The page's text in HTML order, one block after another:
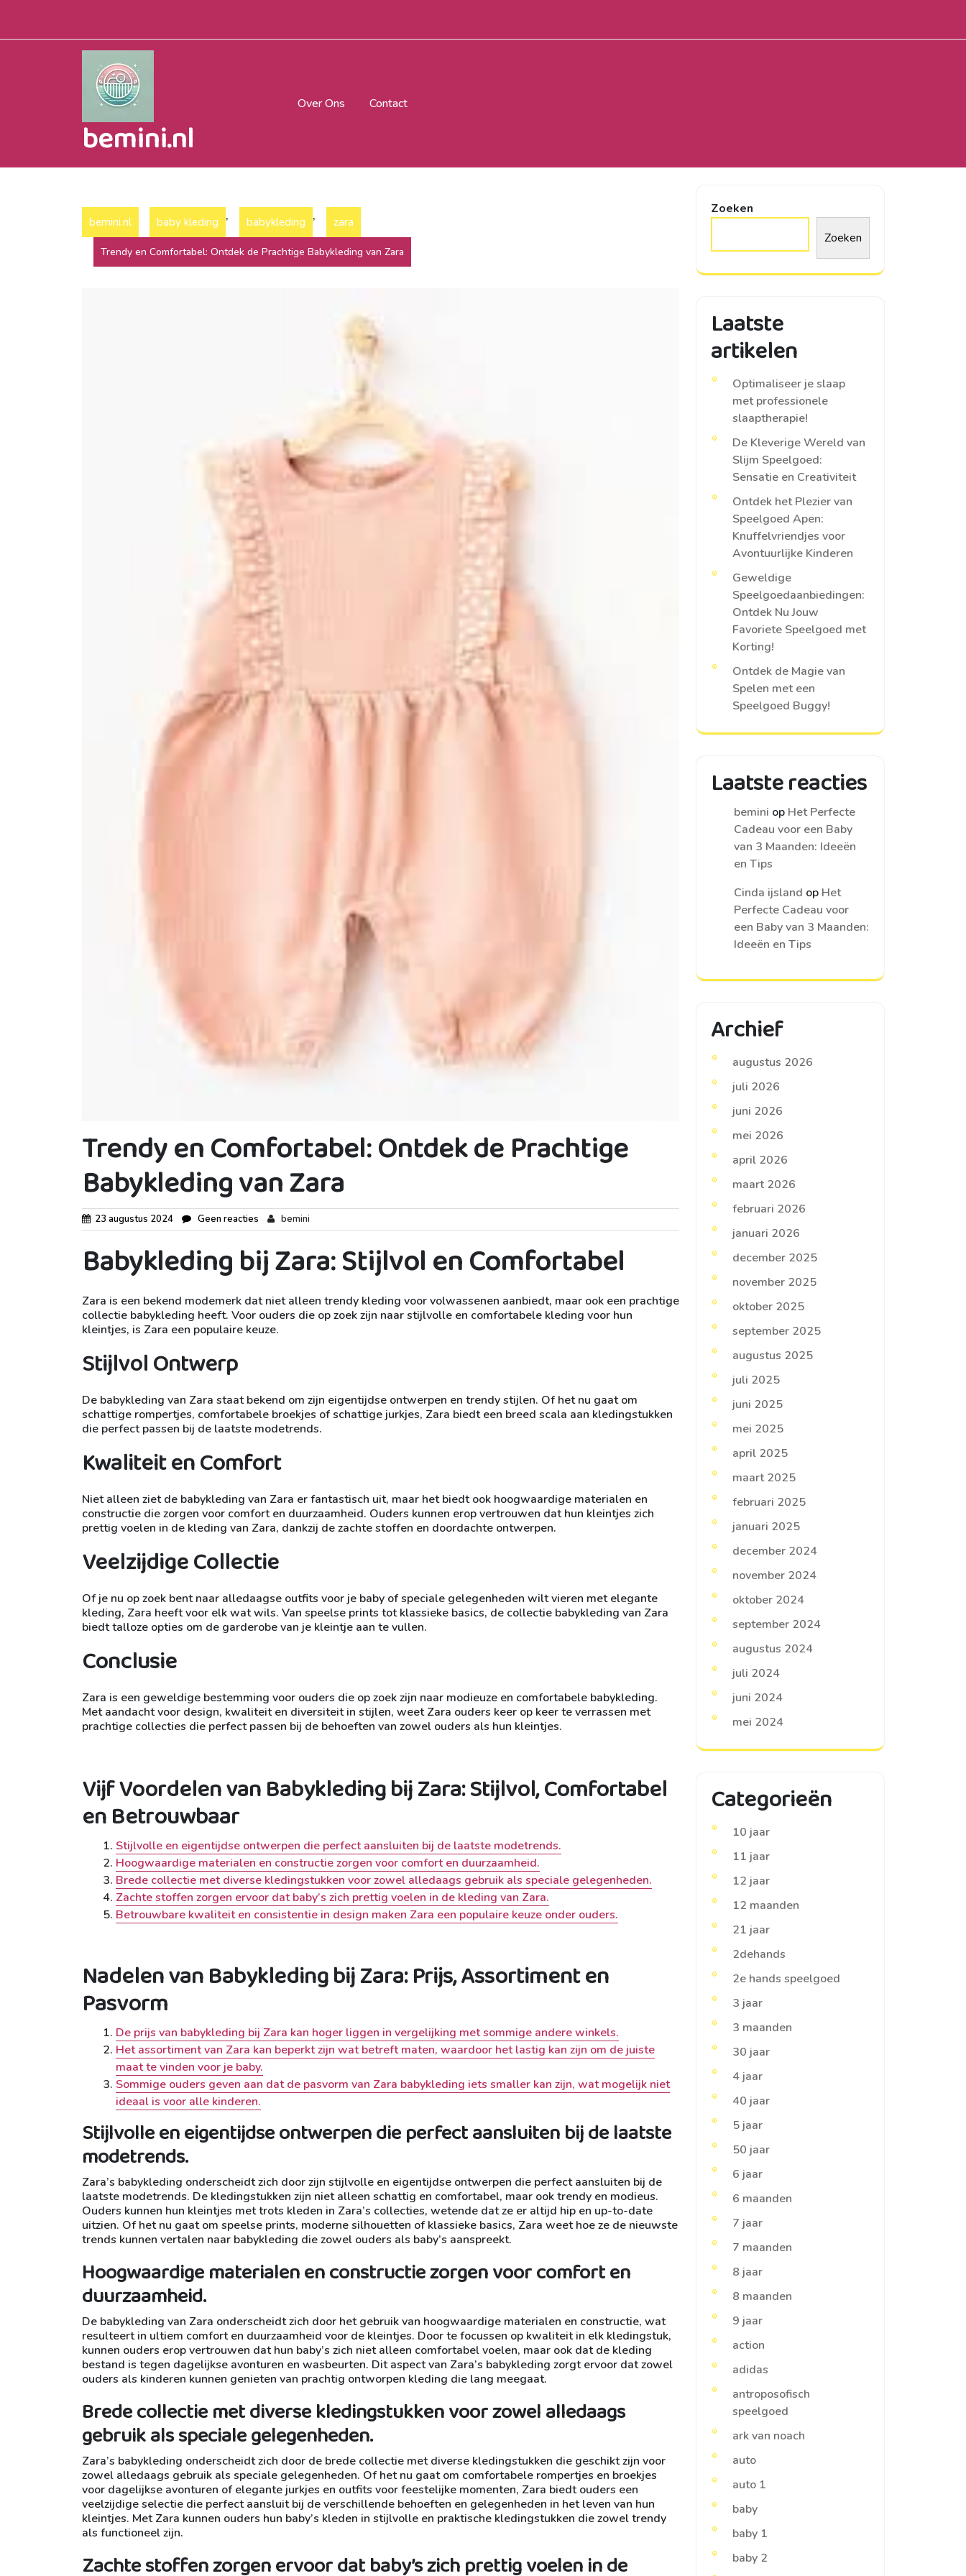
inhoud
bemini.nl
Over Ons Contact
bemini.nl baby kleding , babykleding , zara
Trendy en Comfortabel: Ontdek de Prachtige Babykleding van Zara
Trendy en Comfortabel: Ontdek de Prachtige
Babykleding van Zara
23 augustus 2024 Geen reacties bemini
Babykleding bij Zara: Stijlvol en Comfortabel
Zara is een bekend modemerk dat niet alleen trendy kleding voor volwassenen aanbiedt, maar ook een prachtige
collectie babykleding heeft. Voor ouders die op zoek zijn naar stijlvolle en comfortabele kleding voor hun
kleintjes, is Zara een populaire keuze.
Stijlvol Ontwerp
De babykleding van Zara staat bekend om zijn eigentijdse ontwerpen en trendy stijlen. Of het nu gaat om
schattige rompertjes, comfortabele broekjes of schattige jurkjes, Zara biedt een breed scala aan kledingstukken
die perfect passen bij de laatste modetrends.
Kwaliteit en Comfort
Niet alleen ziet de babykleding van Zara er fantastisch uit, maar het biedt ook hoogwaardige materialen en
constructie die zorgen voor comfort en duurzaamheid. Ouders kunnen erop vertrouwen dat hun kleintjes zich
prettig voelen in de kleding van Zara, dankzij de zachte stoffen en doordachte ontwerpen.
Veelzijdige Collectie
Of je nu op zoek bent naar alledaagse outfits voor je baby of speciale gelegenheden wilt vieren met elegante
kleding, Zara heeft voor elk wat wils. Van speelse prints tot klassieke basics, de collectie babykleding van Zara
biedt talloze opties om de garderobe van je kleintje aan te vullen.
Conclusie
Zara is een geweldige bestemming voor ouders die op zoek zijn naar modieuze en comfortabele babykleding.
Met aandacht voor design, kwaliteit en diversiteit in stijlen, weet Zara ouders keer op keer te verrassen met
prachtige collecties die perfect passen bij de behoeften van zowel ouders als hun kleintjes.
Vijf Voordelen van Babykleding bij Zara: Stijlvol, Comfortabel
en Betrouwbaar
Stijlvolle en eigentijdse ontwerpen die perfect aansluiten bij de laatste modetrends.
Hoogwaardige materialen en constructie zorgen voor comfort en duurzaamheid.
Brede collectie met diverse kledingstukken voor zowel alledaags gebruik als speciale gelegenheden.
Zachte stoffen zorgen ervoor dat baby’s zich prettig voelen in de kleding van Zara.
Betrouwbare kwaliteit en consistentie in design maken Zara een populaire keuze onder ouders.
Nadelen van Babykleding bij Zara: Prijs, Assortiment en
Pasvorm
De prijs van babykleding bij Zara kan hoger liggen in vergelijking met sommige andere winkels.
Het assortiment van Zara kan beperkt zijn wat betreft maten, waardoor het lastig kan zijn om de juiste
maat te vinden voor je baby.
Sommige ouders geven aan dat de pasvorm van Zara babykleding iets smaller kan zijn, wat mogelijk niet
ideaal is voor alle kinderen.
Stijlvolle en eigentijdse ontwerpen die perfect aansluiten bij de laatste
modetrends.
Zara’s babykleding onderscheidt zich door zijn stijlvolle en eigentijdse ontwerpen die perfect aansluiten bij de
laatste modetrends. De kledingstukken zijn niet alleen schattig en comfortabel, maar ook trendy en modieus.
Ouders kunnen hun kleintjes met trots kleden in Zara’s collecties, wetende dat ze er altijd hip en up-to-date
uitzien. Of het nu gaat om speelse prints, moderne silhouetten of klassieke basics, Zara weet hoe ze de nieuwste
trends kunnen vertalen naar babykleding die zowel ouders als baby’s aanspreekt.
Hoogwaardige materialen en constructie zorgen voor comfort en
duurzaamheid.
De babykleding van Zara onderscheidt zich door het gebruik van hoogwaardige materialen en constructie, wat
resulteert in ultiem comfort en duurzaamheid voor de kleintjes. Door te focussen op kwaliteit in elk kledingstuk,
kunnen ouders erop vertrouwen dat hun baby’s zich niet alleen comfortabel voelen, maar ook dat de kleding
bestand is tegen dagelijkse avonturen en wasbeurten. Dit aspect van Zara’s babykleding zorgt ervoor dat zowel
ouders als kinderen kunnen genieten van prachtig ontworpen kleding die lang meegaat.
Brede collectie met diverse kledingstukken voor zowel alledaags
gebruik als speciale gelegenheden.
Zara’s babykleding onderscheidt zich door de brede collectie met diverse kledingstukken die geschikt zijn voor
zowel alledaags gebruik als speciale gelegenheden. Of het nu gaat om comfortabele rompertjes en broekjes
voor dagelijkse avonturen of elegante jurkjes en outfits voor feestelijke momenten, Zara biedt ouders een
veelzijdige selectie die perfect aansluit bij de verschillende behoeften en gelegenheden in het leven van hun
kleintjes. Met Zara kunnen ouders hun baby’s kleden in stijlvolle en praktische kledingstukken die zowel trendy
als functioneel zijn.
Zachte stoffen zorgen ervoor dat baby’s zich prettig voelen in de
Zoeken
Zoeken
Laatste
artikelen
Optimaliseer je slaap
met professionele
slaaptherapie!
De Kleverige Wereld van
Slijm Speelgoed:
Sensatie en Creativiteit
Ontdek het Plezier van
Speelgoed Apen:
Knuffelvriendjes voor
Avontuurlijke Kinderen
Geweldige
Speelgoedaanbiedingen:
Ontdek Nu Jouw
Favoriete Speelgoed met
Korting!
Ontdek de Magie van
Spelen met een
Speelgoed Buggy!
Laatste reacties
bemini op Het Perfecte
Cadeau voor een Baby
van 3 Maanden: Ideeën
en Tips
Cinda ijsland op Het
Perfecte Cadeau voor
een Baby van 3 Maanden:
Ideeën en Tips
Archief
augustus 2026
juli 2026
juni 2026
mei 2026
april 2026
maart 2026
februari 2026
januari 2026
december 2025
november 2025
oktober 2025
september 2025
augustus 2025
juli 2025
juni 2025
mei 2025
april 2025
maart 2025
februari 2025
januari 2025
december 2024
november 2024
oktober 2024
september 2024
augustus 2024
juli 2024
juni 2024
mei 2024
Categorieën
10 jaar
11 jaar
12 jaar
12 maanden
21 jaar
2dehands
2e hands speelgoed
3 jaar
3 maanden
30 jaar
4 jaar
40 jaar
5 jaar
50 jaar
6 jaar
6 maanden
7 jaar
7 maanden
8 jaar
8 maanden
9 jaar
action
adidas
antroposofisch
speelgoed
ark van noach
auto
auto 1
baby
baby 1
baby 2